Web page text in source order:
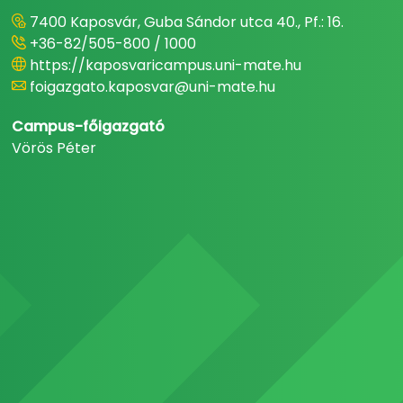
7400 Kaposvár, Guba Sándor utca 40., Pf.: 16.
+36-82/505-800 / 1000
https://kaposvaricampus.uni-mate.hu
foigazgato.kaposvar@uni-mate.hu
Campus-főigazgató
Vörös Péter